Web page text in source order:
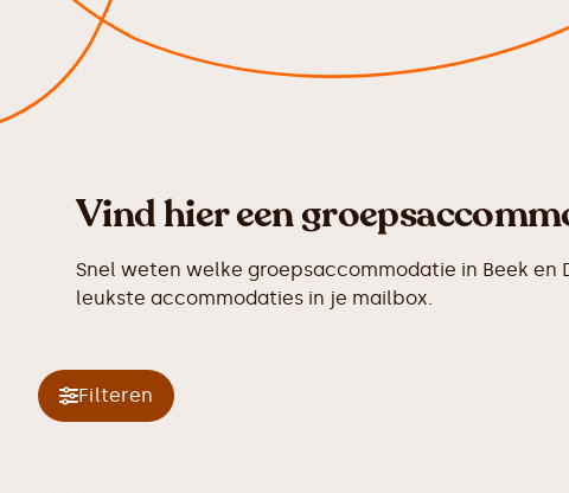
Vind hier een
Snel weten welke groepsaccommodatie in Beek en
leukste accommodaties in je mailbox.
Filteren